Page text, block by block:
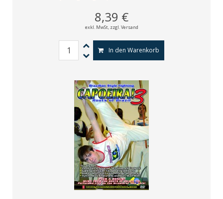
8,39 €
exkl. MwSt, zzgl. Versand
In den Warenkorb